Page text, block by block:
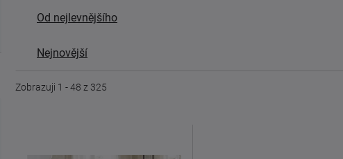
Od nejlevnějšího
Nejnovější
Zobrazuji 1 - 48 z 325